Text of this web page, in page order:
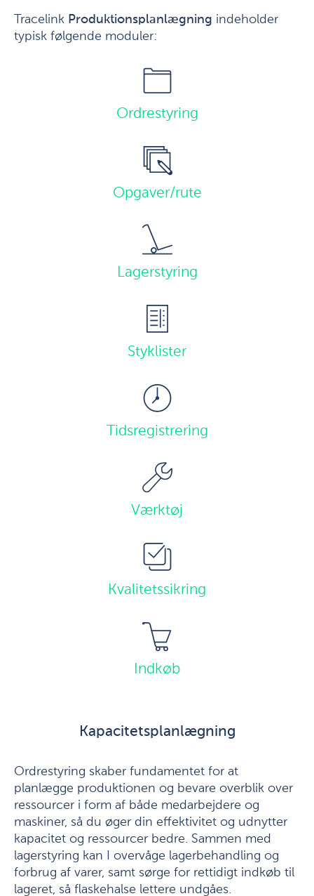
Tracelink Produktionsplanlægning indeholder
typisk følgende moduler:
Ordrestyring
Opgaver/rute
Lagerstyring
Styklister
Tidsregistrering
Værktøj
Kvalitetssikring
Indkøb
Kapacitetsplanlægning
Ordrestyring skaber fundamentet for at
planlægge produktionen og bevare overblik over
ressourcer i form af både medarbejdere og
maskiner, så du øger din effektivitet og udnytter
kapacitet og ressourcer bedre. Sammen med
lagerstyring kan I overvåge lagerbehandling og
forbrug af varer, samt sørge for rettidigt indkøb til
lageret, så flaskehalse lettere undgåes.